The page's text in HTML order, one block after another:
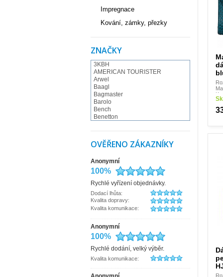
Impregnace
Kování, zámky, přezky
ZNAČKY
3KBH
AMERICAN TOURISTER
Arwel
Baagl
Bagmaster
Barolo
Bench
Benetton
BestWay - Fabrizio
BLACK HAND
Braun Büffel
Camel Active
Cappelletti
CATERPILLAR
CHARM LONDON
Charmel
Collonil
Coocazoo
COOL
Cosset
Česká výroba
d&n
debbi
derby
dn-lederwaren
OVĚŘENO ZÁKAZNÍKY
Anonymní
100%
Rychlé vyřízení objednávky.
Dodací lhůta:
Kvalita dopravy:
Kvalita komunikace:
Anonymní
100%
Rychlé dodání, velký výběr.
Kvalita komunikace: